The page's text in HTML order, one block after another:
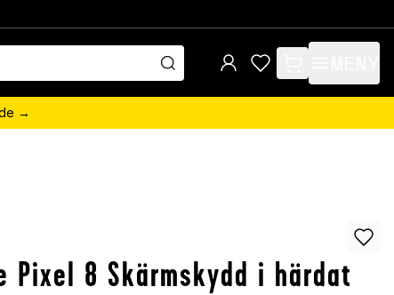
items in cart, view
→
Pixel 8 Skärmskydd i härdat